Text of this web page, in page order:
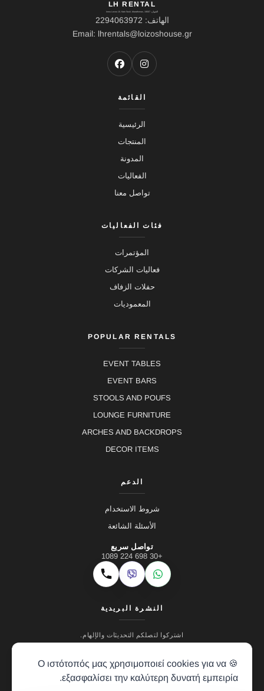
LH RENTAL
العنوان: Ierou Loxou 10, Kato Souli, Marathonas, 19007
الهاتف: 2294063972
Email: lhrentals@loizoshouse.gr
القائمة
الرئيسية
المنتجات
المدونة
الفعاليات
تواصل معنا
فئات الفعاليات
المؤتمرات
فعاليات الشركات
حفلات الزفاف
المعموديات
POPULAR RENTALS
EVENT TABLES
EVENT BARS
STOOLS AND POUFS
LOUNGE FURNITURE
ARCHES AND BACKDROPS
DECOR ITEMS
الدعم
شروط الاستخدام
الأسئلة الشائعة
تواصل سريع
+30 698 224 1089
WhatsApp
Viber اتصال
النشرة البريدية
اشتركوا لتصلكم التحديثات والإلهام.
🍪 Ο ιστότοπός μας χρησιμοποιεί cookies για να
εξασφαλίσει την καλύτερη δυνατή εμπειρία.